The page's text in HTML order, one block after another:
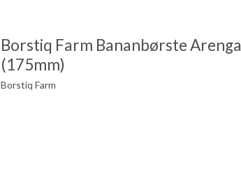
Borstiq Farm Bananbørste Arenga
(175mm)
Borstiq Farm